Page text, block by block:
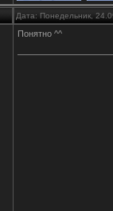
Дата: Понедельник,
Понятно ^^